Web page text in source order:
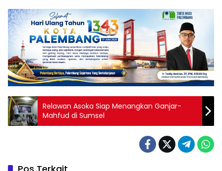
Relawan Asoka Siap Menangkan Ganjar-
Mahfud di Sumsel